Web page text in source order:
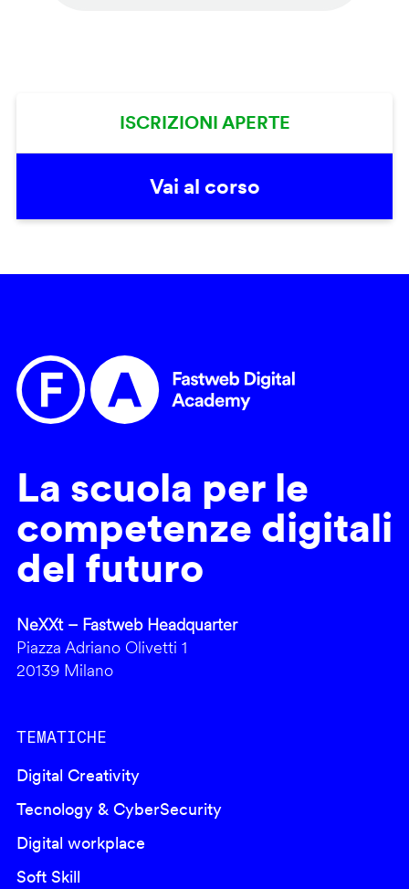
ISCRIZIONI APERTE
Vai al corso
La scuola per le
competenze digitali
del futuro
NeXXt – Fastweb Headquarter
Piazza Adriano Olivetti 1
20139 Milano
TEMATICHE
Digital Creativity
Tecnology & CyberSecurity
Digital workplace
Soft Skill